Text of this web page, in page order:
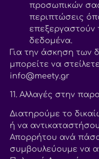
προσωπικών
περιπτώσεις
δεδομένα.
Για την άσκηση των
μπορείτε να
info@meety.gr
11. Αλλαγές στην
Διατηρούμε το
ή να
Απορρήτου ανά
συμβουλεύουμε να